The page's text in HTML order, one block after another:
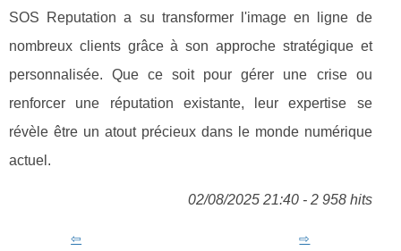
SOS Reputation a su transformer l'image en ligne de
nombreux clients grâce à son approche stratégique et
personnalisée. Que ce soit pour gérer une crise ou
renforcer une réputation existante, leur expertise se
révèle être un atout précieux dans le monde numérique
actuel.
02/08/2025 21:40 - 2 958 hits